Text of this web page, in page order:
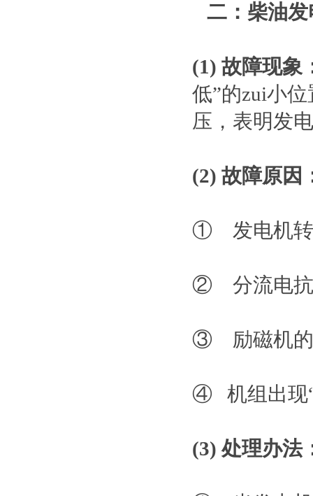
二：柴油发
(1) 故障现象
低”的zui小
压，表明发
(2) 故障原因
① 发电机转
② 分流电抗
③ 励磁机的
④ 机组出现
(3) 处理办法